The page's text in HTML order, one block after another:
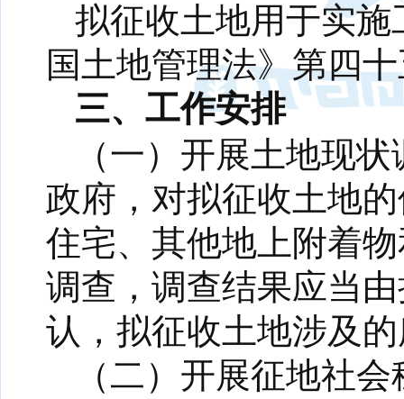
拟征收土地用于实
国土地管理法》第四
三、工作安排
（一）开展土地现
政府，对拟征收土地
住宅、其他地上附着
调查，调查结果应当
认，拟征收土地涉及
（二）开展征地社